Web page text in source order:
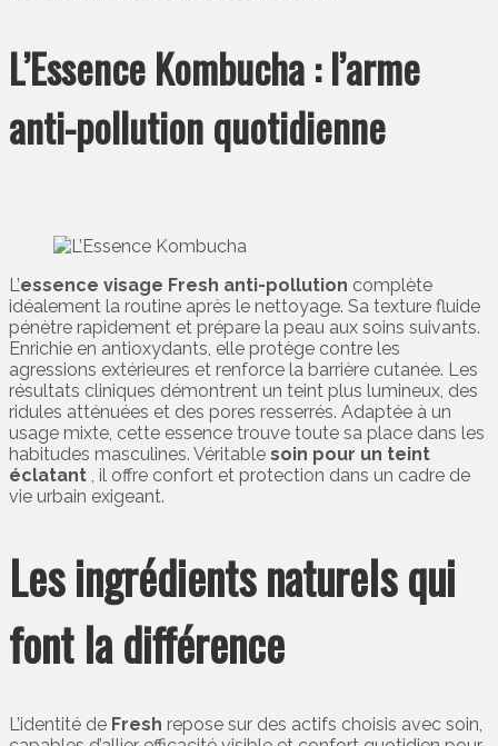
L’Essence Kombucha : l’arme
anti-pollution quotidienne
L’essence visage Fresh anti-pollution complète
idéalement la routine après le nettoyage. Sa texture fluide
pénètre rapidement et prépare la peau aux soins suivants.
Enrichie en antioxydants, elle protège contre les
agressions extérieures et renforce la barrière cutanée. Les
résultats cliniques démontrent un teint plus lumineux, des
ridules atténuées et des pores resserrés. Adaptée à un
usage mixte, cette essence trouve toute sa place dans les
habitudes masculines. Véritable soin pour un teint
éclatant , il offre confort et protection dans un cadre de
vie urbain exigeant.
Les ingrédients naturels qui
font la différence
L’identité de Fresh repose sur des actifs choisis avec soin,